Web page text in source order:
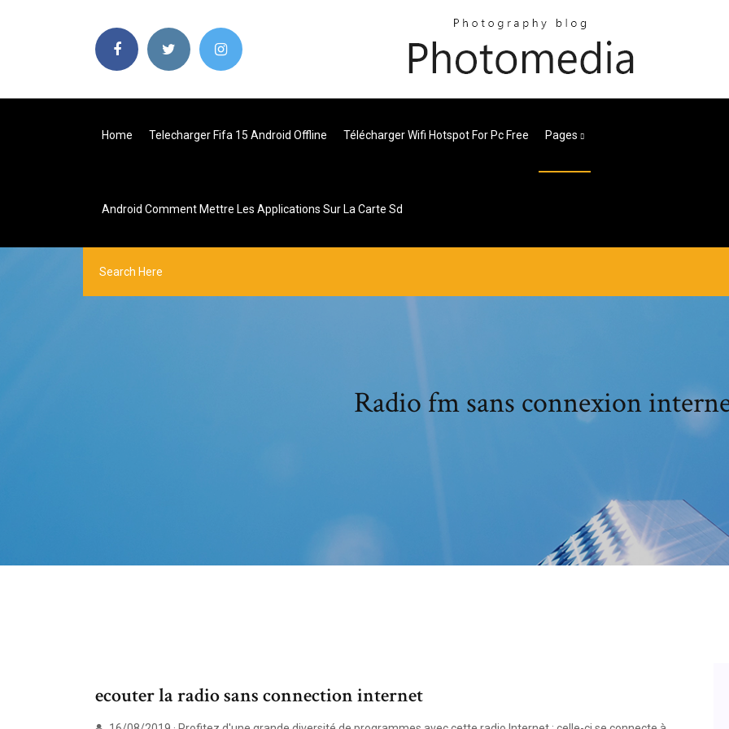
Home Telecharger Fifa 15 Android Offline Télécharger Wifi Hotspot For Pc Free Pages
Android Comment Mettre Les Applications Sur La Carte Sd
Radio fm sans connexion
ecouter la radio sans connection internet